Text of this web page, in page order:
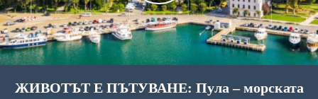
ЖИВОТЪТ Е ПЪТУВАНЕ: Пула – морската